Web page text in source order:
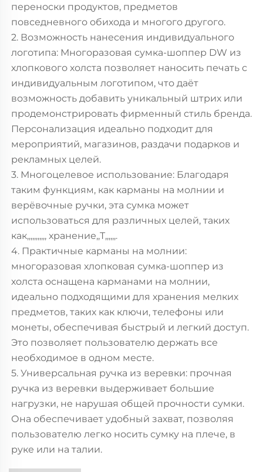
переноски продуктов, предметов
повседневного обихода и многого другого.
2. Возможность нанесения индивидуального
логотипа: Многоразовая сумка-шоппер DW из
хлопкового холста позволяет наносить печать с
индивидуальным логотипом, что даёт
возможность добавить уникальный штрих или
продемонстрировать фирменный стиль бренда.
Персонализация идеально подходит для
мероприятий, магазинов, раздачи подарков и
рекламных целей.
3. Многоцелевое использование: Благодаря
таким функциям, как карманы на молнии и
верёвочные ручки, эта сумка может
использоваться для различных целей, таких
как,,,,,,,,,,, хранение,,T,,,,,,.
4. Практичные карманы на молнии:
многоразовая хлопковая сумка-шоппер из
холста оснащена карманами на молнии,
идеально подходящими для хранения мелких
предметов, таких как ключи, телефоны или
монеты, обеспечивая быстрый и легкий доступ.
Это позволяет пользователю держать все
необходимое в одном месте.
5. Универсальная ручка из веревки: прочная
ручка из веревки выдерживает большие
нагрузки, не нарушая общей прочности сумки.
Она обеспечивает удобный захват, позволяя
пользователю легко носить сумку на плече, в
руке или на талии.